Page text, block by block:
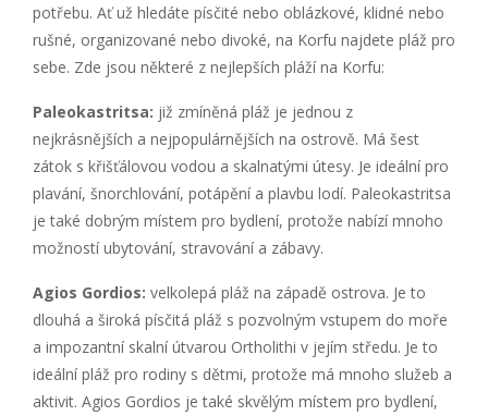
potřebu. Ať už hledáte písčité nebo oblázkové, klidné nebo
rušné, organizované nebo divoké, na Korfu najdete pláž pro
sebe. Zde jsou některé z nejlepších pláží na Korfu:
Paleokastritsa: již zmíněná pláž je jednou z
nejkrásnějších a nejpopulárnějších na ostrově. Má šest
zátok s křišťálovou vodou a skalnatými útesy. Je ideální pro
plavání, šnorchlování, potápění a plavbu lodí. Paleokastritsa
je také dobrým místem pro bydlení, protože nabízí mnoho
možností ubytování, stravování a zábavy.
Agios Gordios: velkolepá pláž na západě ostrova. Je to
dlouhá a široká písčitá pláž s pozvolným vstupem do moře
a impozantní skalní útvarou Ortholithi v jejím středu. Je to
ideální pláž pro rodiny s dětmi, protože má mnoho služeb a
aktivit. Agios Gordios je také skvělým místem pro bydlení,